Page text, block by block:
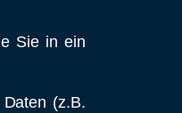
Sie in ein
(z.B.